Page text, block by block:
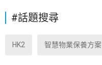
#話題搜尋
HK2 智慧物業保養方案